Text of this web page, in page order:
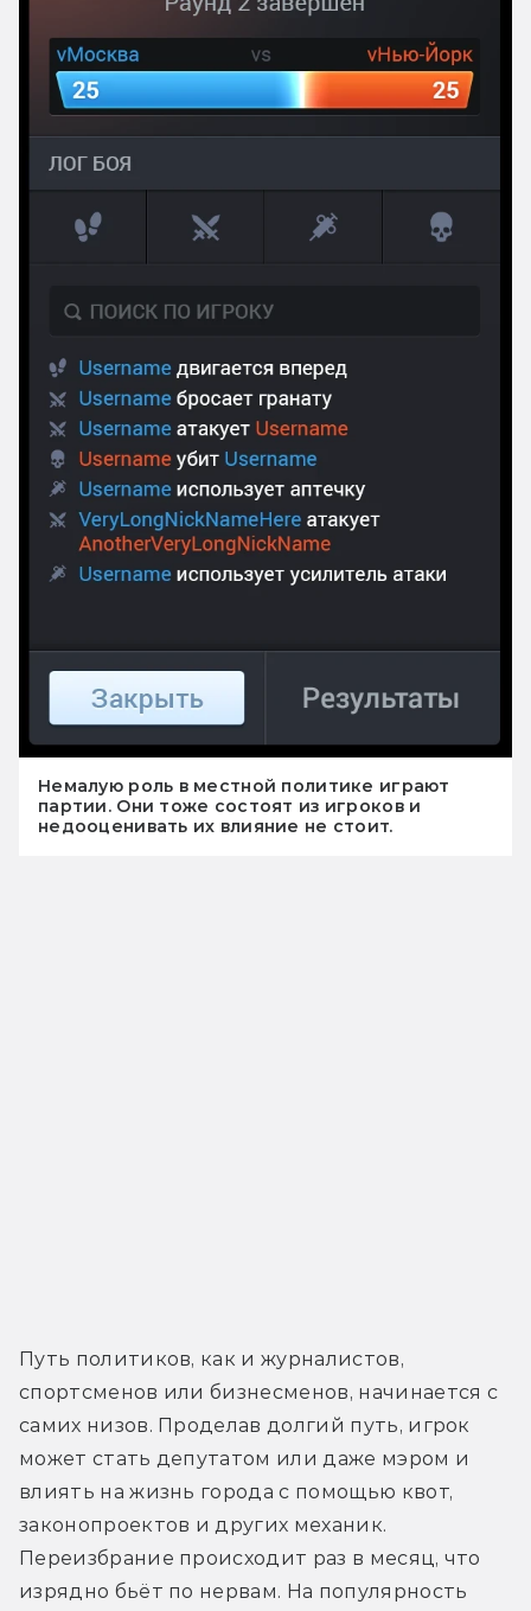
Немалую роль в местной политике играют
партии. Они тоже состоят из игроков и
недооценивать их влияние не стоит.
Путь политиков, как и журналистов,
спортсменов или бизнесменов, начинается с
самих низов. Проделав долгий путь, игрок
может стать депутатом или даже мэром и
влиять на жизнь города с помощью квот,
законопроектов и других механик.
Переизбрание происходит раз в месяц, что
изрядно бьёт по нервам. На популярность